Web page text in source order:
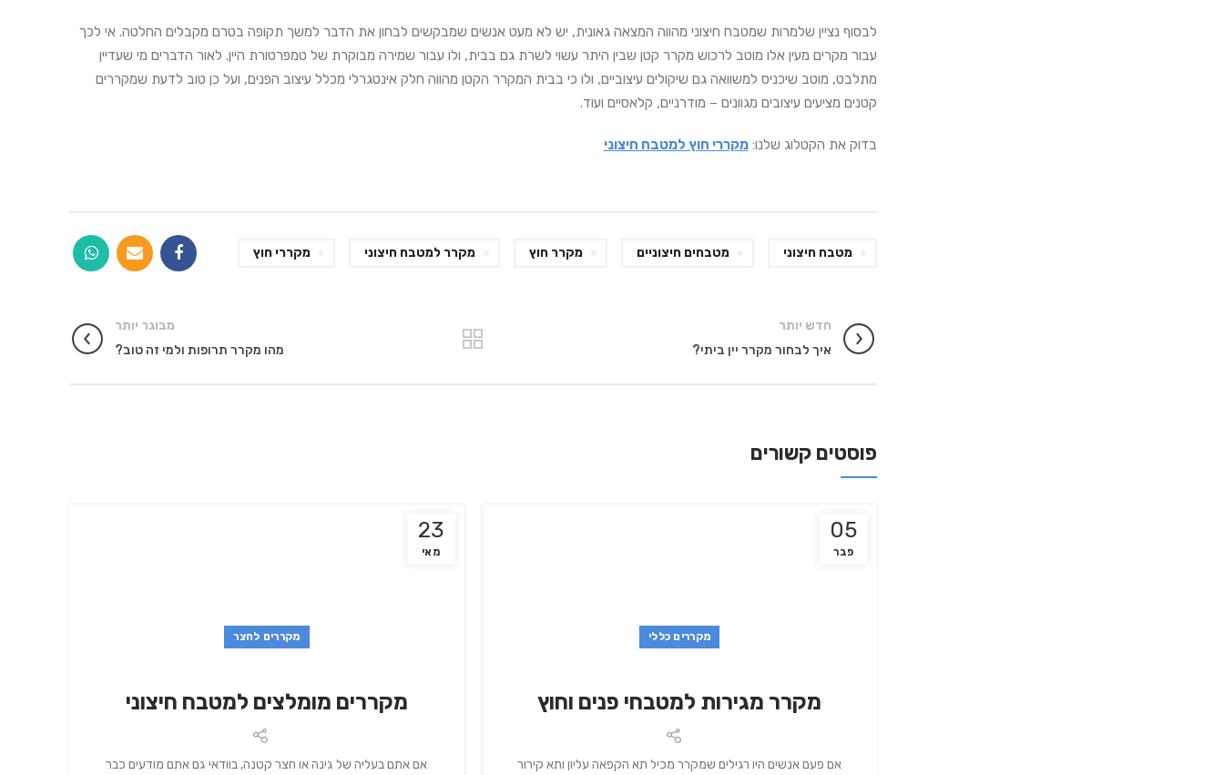
לבסוף נציין שלמרות שמטבח חיצוני מהווה המצאה גאונית, יש לא מעט אנשים שמבקשים לבחון את הדבר למשך תקופה בטרם מקבלים החלטה. אי לכך
עבור מקרים מעין אלו מוטב לרכוש מקרר קטן שבין היתר עשוי לשרת גם בבית, ולו עבור שמירה מבוקרת של טמפרטורת היין. לאור הדברים מי שעדיין
מתלבט, מוטב שיכניס למשוואה גם שיקולים עיצוביים, ולו כי בבית המקרר הקטן מהווה חלק אינטגרלי מכלל עיצוב הפנים, ועל כן טוב לדעת שמקררים
קטנים מציעים עיצובים מגוונים – מודרניים, קלאסיים ועוד.
בדוק את הקטלוג שלנו:מקררי חוץ למטבח חיצוני
מטבח חיצוני מטבחים חיצוניים מקרר חוץ מקרר למטבח חיצוני מקררי חוץ
חדש יותר
איך לבחור מקרר יין ביתי?
מבוגר יותר
מהו מקרר תרופות ולמי זה טוב?
פוסטים קשורים
05
פבר
מקררים כללי
מקרר מגירות למטבחי פנים וחוץ
אם פעם אנשים היו רגילים שמקרר מכיל תא הקפאה עליון ותא קירור
23
מאי
מקררים לחצר
מקררים מומלצים למטבח חיצוני
אם אתם בעליה של גינה או חצר קטנה, בוודאי גם אתם מודעים כבר